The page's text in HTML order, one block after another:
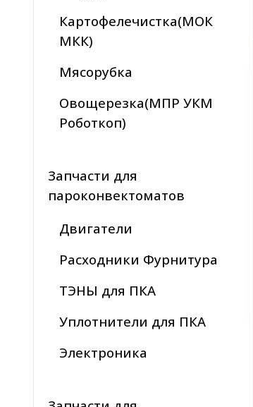
Картофелечистка(МОК
МКК)
Мясорубка
Овощерезка(МПР УКМ
Роботкоп)
Запчасти для
пароконвектоматов
Двигатели
Расходники Фурнитура
ТЭНЫ для ПКА
Уплотнители для ПКА
Электроника